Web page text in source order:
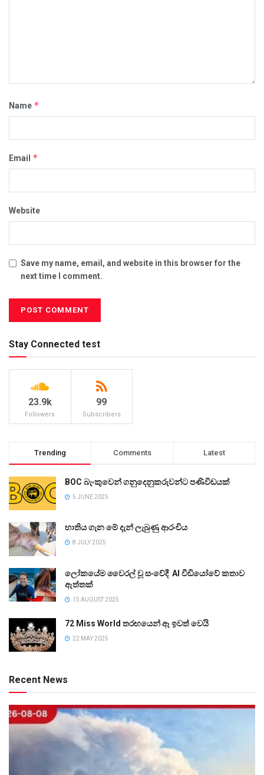
Name *
Email *
Website
Save my name, email, and website in this browser for the
next time I comment.
Stay Connected test
23.9k
Followers
99
Subscribers
Trending Comments Latest
BOC බැංකුවෙන් ගනුදෙනුකරුවන්ට පණිවිඩයක්
5 JUNE 2025
භාතිය ගැන මේ දැන් ලැබුණු ආරංචිය
8 JULY 2025
ලෝකයේම වෛරල් වූ සංවේදී AI වීඩියෝවේ කතාව
ඇත්තක්
15 AUGUST 2025
72 Miss World තරඟයෙන් ඈ ඉවත් වෙයි
22 MAY 2025
Recent News